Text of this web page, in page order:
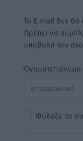
Το E-mail δεν θα
Πρέπει να
υποβολή του
Όνοματεπώνυμο
Φύλαξε τα